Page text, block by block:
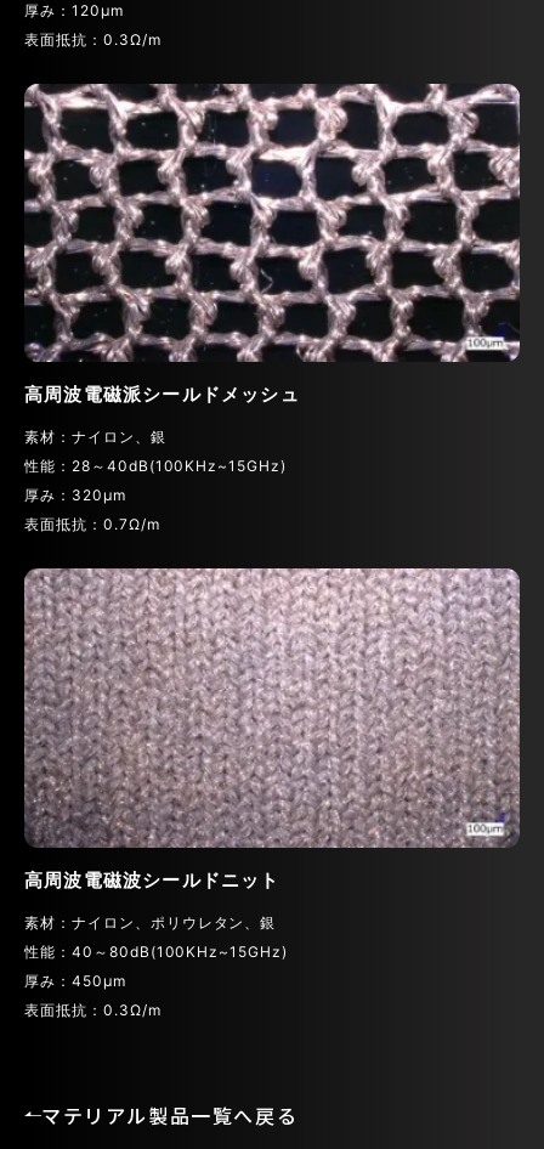
厚み：120μm
表面抵抗：0.3Ω/m
高周波電磁派シールドメッシュ
素材：ナイロン、銀
性能：28～40dB(100KHz~15GHz)
厚み：320μm
表面抵抗：0.7Ω/m
高周波電磁波シールドニット
素材：ナイロン、ポリウレタン、銀
性能：40～80dB(100KHz~15GHz)
厚み：450μm
表面抵抗：0.3Ω/m
マテリアル製品一覧へ戻る